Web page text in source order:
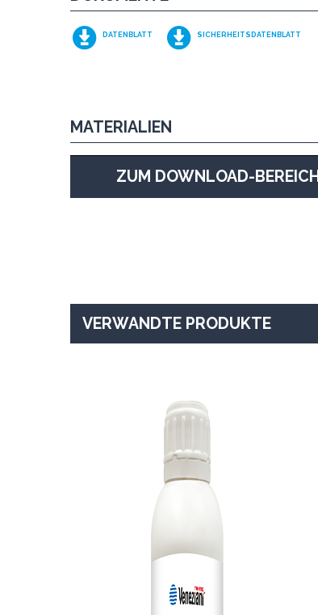
DATENBLATT SICHERHEITSDATENBLATT
MATERIALIEN
ZUM DOWNLOAD-BEREICH
VERWANDTE PRODUKTE